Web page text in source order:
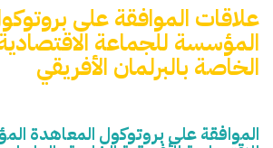
علاقات الموافقة على
المؤسسة للجماعة الاقتصادية
الخاصة بالبرلمان الأفريقي
الموافقة على بروتوكول المعاهدة